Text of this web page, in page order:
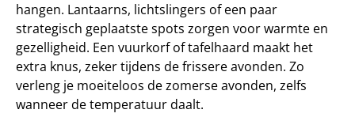
hangen. Lantaarns, lichtslingers of een paar
strategisch geplaatste spots zorgen voor warmte en
gezelligheid. Een vuurkorf of tafelhaard maakt het
extra knus, zeker tijdens de frissere avonden. Zo
verleng je moeiteloos de zomerse avonden, zelfs
wanneer de temperatuur daalt.